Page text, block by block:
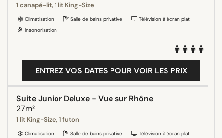
1 canapé-lit, 1 lit King-Size
Climatisation Salle de bains privative
Télévision à écran plat
Insonorisation
ENTREZ VOS DATES POUR VOIR LES PRIX
Suite Junior Deluxe - Vue sur Rhône
27m²
1 lit King-Size, 1 futon
Climatisation Salle de bains privative
Télévision à écran plat